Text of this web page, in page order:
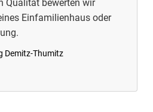
Qualität bewerten wir
Einfamilienhaus oder
Demitz-Thumitz